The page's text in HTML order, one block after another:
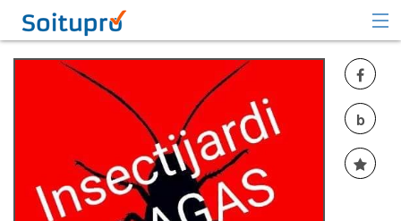
Recomendar
Registrarse
Iniciar sesión
b